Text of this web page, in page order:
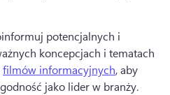
potencjalnych i
koncepcjach i tematach
filmów informacyjnych, aby
jako lider w branży.